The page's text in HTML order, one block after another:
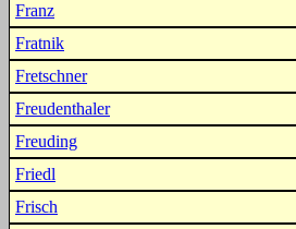
Franz
Fratnik
Fretschner
Freudenthaler
Freuding
Friedl
Frisch